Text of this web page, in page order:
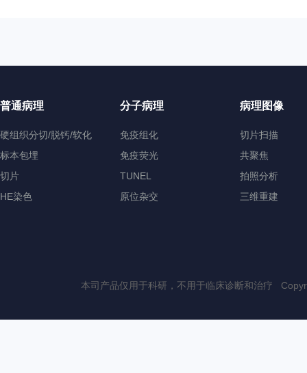
普通病理
硬组织分切/脱钙/软化
标本包埋
切片
HE染色
分子病理
免疫组化
免疫荧光
TUNEL
原位杂交
病理图像
切片扫描
共聚焦
拍照分析
三维重建
本司产品仅用于科研，不用于临床诊断和治疗